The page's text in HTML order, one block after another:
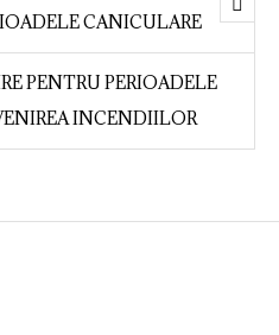
CANICULARE
PENTRU PERIOADELE
INCENDIILOR